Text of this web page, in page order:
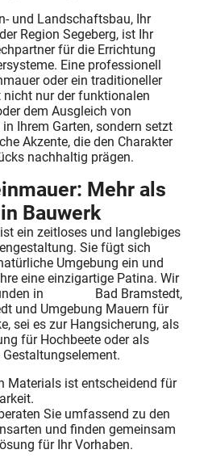
und Landschaftsbau, Ihr
Region Segeberg, ist Ihr
für die Errichtung
Eine professionell
oder ein traditioneller
nicht nur der funktionalen
dem Ausgleich von
Ihrem Garten, sondern setzt
Akzente, die den Charakter
nachhaltig prägen.
Mehr als
Bauwerk
ein zeitloses und langlebiges
Sie fügt sich
Umgebung ein und
eine einzigartige Patina. Wir
Kunden in Bad Bramstedt,
und Umgebung Mauern für
sei es zur Hangsicherung, als
für Hochbeete oder als
Materials ist entscheidend für
und Haltbarkeit.
umfassend zu den
und finden gemeinsam
für Ihr Vorhaben.